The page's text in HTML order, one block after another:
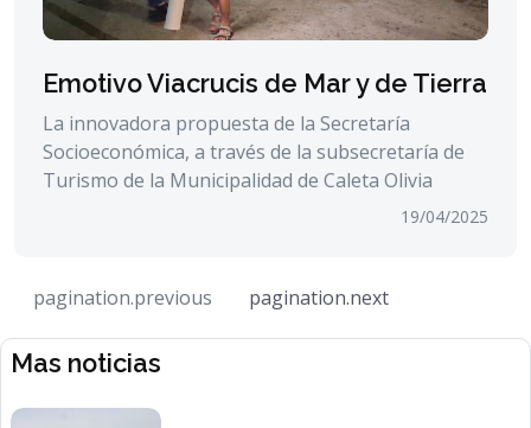
Emotivo Viacrucis de Mar y de Tierra
La innovadora propuesta de la Secretaría
Socioeconómica, a través de la subsecretaría de
Turismo de la Municipalidad de Caleta Olivia
19/04/2025
pagination.previous pagination.next
Mas noticias